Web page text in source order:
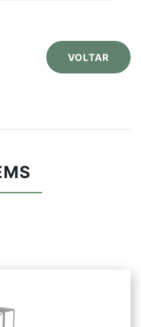
VOLTAR